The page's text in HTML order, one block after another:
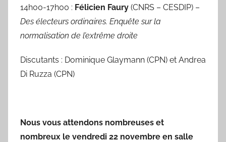
14h00-17h00 : Félicien Faury (CNRS – CESDIP) –
Des électeurs ordinaires. Enquête sur la
normalisation de l’extrême droite
Discutants : Dominique Glaymann (CPN) et Andrea
Di Ruzza (CPN)
Nous vous attendons nombreuses et
nombreux le vendredi 22 novembre en salle